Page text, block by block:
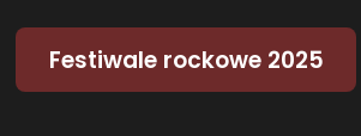
Festiwale rockowe 2025